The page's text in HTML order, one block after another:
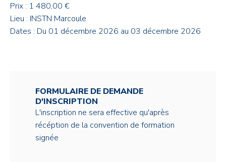
Prix : 1 480,00 €
Lieu : INSTN Marcoule
Dates : Du 01 décembre 2026 au 03 décembre 2026
FORMULAIRE DE DEMANDE
D'INSCRIPTION
L'inscription ne sera effective qu'après
récéption de la convention de formation
signée